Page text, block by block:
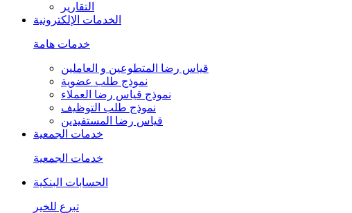
التقارير
الخدمات الإلكترونية
خدمات هامة
قياس رضا المتطوعين و العاملين
نموذج طلب عضوية
نموذج قياس رضا العملاء
نموذج طلب التوظيف
قياس رضا المستفيدين
خدمات الجمعية
خدمات الجمعية
الحسابات البنكية
تبرع للخير